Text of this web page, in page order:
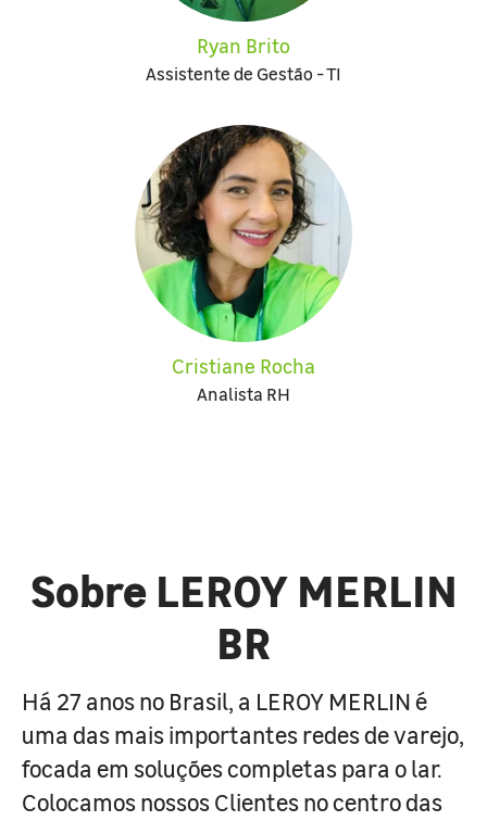
Ryan Brito
Assistente de Gestão - TI
Cristiane Rocha
Analista RH
Sobre LEROY MERLIN
BR
Há 27 anos no Brasil, a LEROY MERLIN é
uma das mais importantes redes de varejo,
focada em soluções completas para o lar.
Colocamos nossos Clientes no centro das